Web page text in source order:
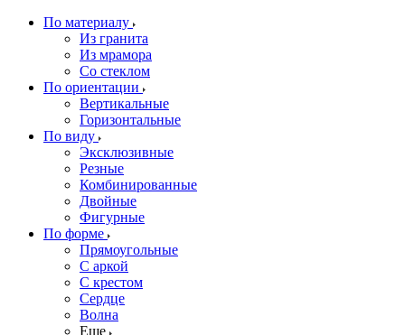
По материалу
Из гранита
Из мрамора
Со стеклом
По ориентации
Вертикальные
Горизонтальные
По виду
Эксклюзивные
Резные
Комбинированные
Двойные
Фигурные
По форме
Прямоугольные
С аркой
С крестом
Сердце
Волна
Еще